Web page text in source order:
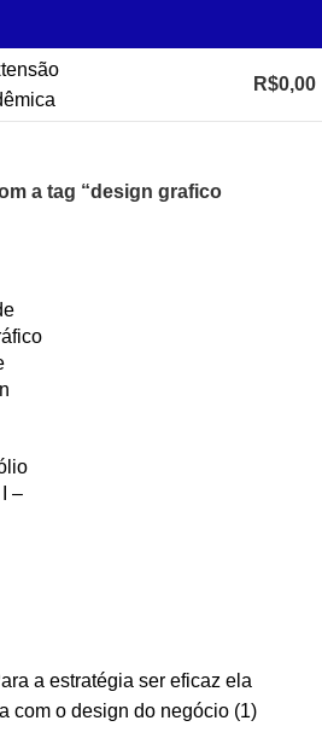
R$0,00
a estratégia ser eficaz ela
com o design do negócio 1
a tag “design grafico
–